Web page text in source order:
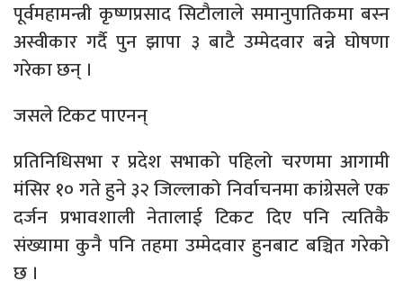
पूर्वमहामन्त्री कृष्णप्रसाद सिटौलाले समानुपातिकमा बस्न
अस्वीकार गर्दै पुन झापा ३ बाटै उम्मेदवार बन्ने घोषणा
गरेका छन् ।
जसले टिकट पाएनन्
प्रतिनिधिसभा र प्रदेश सभाको पहिलो चरणमा आगामी
मंसिर १० गते हुने ३२ जिल्लाको निर्वाचनमा कांग्रेसले एक
दर्जन प्रभावशाली नेतालाई टिकट दिए पनि त्यतिकै
संख्यामा कुनै पनि तहमा उम्मेदवार हुनबाट बञ्चित गरेको
छ ।